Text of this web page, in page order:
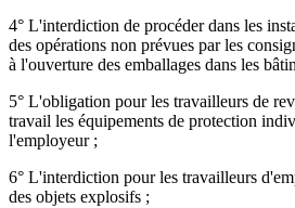
4° L'interdiction de procéder dans les
des opérations non prévues par les
à l'ouverture des emballages dans les
5° L'obligation pour les travailleurs de
travail les équipements de protection
l'employeur ;
6° L'interdiction pour les travailleurs
des objets explosifs ;